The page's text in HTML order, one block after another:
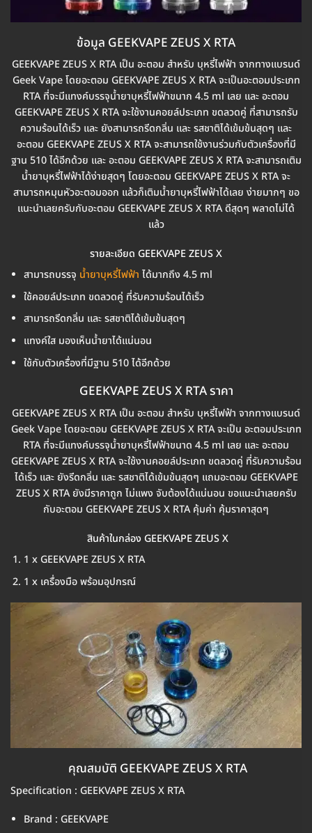
ข้อมูล GEEKVAPE ZEUS X RTA
GEEKVAPE ZEUS X RTA เป็น อะตอม สำหรับ บุหรี่ไฟฟ้า จากทางแบรนด์
Geek Vape โดยอะตอม GEEKVAPE ZEUS X RTA จะเป็นอะตอมประเภท
RTA ที่จะมีแทงค์บรรจุน้ำยาบุหรี่ไฟฟ้าขนาก 4.5 ml เลย และ อะตอม
GEEKVAPE ZEUS X RTA จะใช้งานคอยล์ประเภท ขดลวดคู่ ที่สามารถรับ
ความร้อนได้เร็ว และ ยังสามารถรีดกลิ่น และ รสชาติได้เข้มข้นสุดๆ และ
อะตอม GEEKVAPE ZEUS X RTA จะสามารถใช้งานร่วมกับตัวเครื่องที่มี
ฐาน 510 ได้อีกด้วย และ อะตอม GEEKVAPE ZEUS X RTA จะสามารถเติม
น้ำยาบุหรี่ไฟฟ้าได้ง่ายสุดๆ โดยอะตอม GEEKVAPE ZEUS X RTA จะ
สามารถหมุนหัวอะตอมออก แล้วก็เติมน้ำยาบุหรี่ไฟฟ้าได้เลย ง่ายมากๆ ขอ
แนะนำเลยครับกับอะตอม GEEKVAPE ZEUS X RTA ดีสุดๆ พลาดไม่ได้
แล้ว
รายละเอียด GEEKVAPE ZEUS X
สามารถบรรจุ น้ำยาบุหรี่ไฟฟ้า ได้มากถึง 4.5 ml
ใช้คอยล์ประเภท ขดลวดคู่ ที่รับความร้อนได้เร็ว
สามารถรีดกลิ่น และ รสชาติได้เข้มข้นสุดๆ
แทงค์ใส มองเห็นน้ำยาได้แน่นอน
ใช้กับตัวเครื่องที่มีฐาน 510 ได้อีกด้วย
GEEKVAPE ZEUS X RTA ราคา
GEEKVAPE ZEUS X RTA เป็น อะตอม สำหรับ บุหรี่ไฟฟ้า จากทางแบรนด์
Geek Vape โดยอะตอม GEEKVAPE ZEUS X RTA จะเป็น อะตอมประเภท
RTA ที่จะมีแทงค์บรรจุน้ำยาบุหรี่ไฟฟ้าขนาด 4.5 ml เลย และ อะตอม
GEEKVAPE ZEUS X RTA จะใช้งานคอยล์ประเภท ขดลวดคู่ ที่รับความร้อน
ได้เร็ว และ ยังรีดกลิ่น และ รสชาติได้เข้มข้นสุดๆ แถมอะตอม GEEKVAPE
ZEUS X RTA ยังมีราคาถูก ไม่แพง จับต้องได้แน่นอน ขอแนะนำเลยครับ
กับอะตอม GEEKVAPE ZEUS X RTA คุ้มค่า คุ้มราคาสุดๆ
สินค้าในกล่อง GEEKVAPE ZEUS X
1 x GEEKVAPE ZEUS X RTA
1 x เครื่องมือ พร้อมอุปกรณ์
คุณสมบัติ GEEKVAPE ZEUS X RTA
Specification : GEEKVAPE ZEUS X RTA
Brand : GEEKVAPE